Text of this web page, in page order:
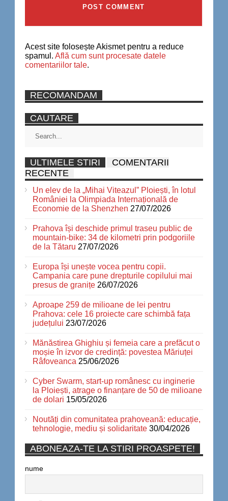
Acest site folosește Akismet pentru a reduce
spamul. Află cum sunt procesate datele
comentariilor tale.
RECOMANDAM
CAUTARE
ULTIMELE STIRI
COMENTARII
RECENTE
Un elev de la „Mihai Viteazul” Ploiești, în lotul
României la Olimpiada Internațională de
Economie de la Shenzhen 27/07/2026
Prahova își deschide primul traseu public de
mountain-bike: 34 de kilometri prin podgoriile
de la Tătaru 27/07/2026
Europa își unește vocea pentru copii.
Campania care pune drepturile copilului mai
presus de granițe 26/07/2026
Aproape 259 de milioane de lei pentru
Prahova: cele 16 proiecte care schimbă fața
județului 23/07/2026
Mănăstirea Ghighiu și femeia care a prefăcut o
moșie în izvor de credință: povestea Măriuței
Râfoveanca 25/06/2026
Cyber Swarm, start-up românesc cu inginerie
la Ploiești, atrage o finanțare de 50 de milioane
de dolari 15/05/2026
Noutăți din comunitatea prahoveană: educație,
tehnologie, mediu și solidaritate 30/04/2026
ABONEAZA-TE LA STIRI PROASPETE!
nume